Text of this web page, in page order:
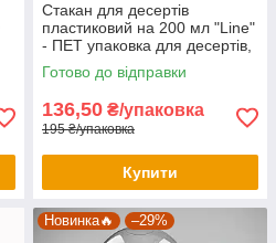
Стакан для десертів
пластиковий на 200 мл "Line"
- ПЕТ упаковка для десертів,
напоїв, їжі
Готово до відправки
136,50 ₴/упаковка
195 ₴/упаковка
Купити
Новинка🔥 –29%